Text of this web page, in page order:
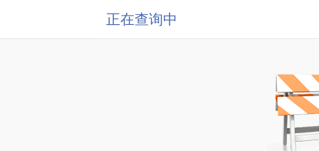
正在查询中